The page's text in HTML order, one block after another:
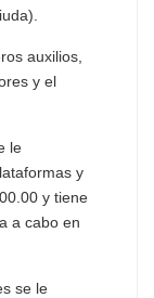
auxilios,
y el
le
y
y tiene
a cabo en
se le